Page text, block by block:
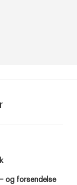
og forsendelse